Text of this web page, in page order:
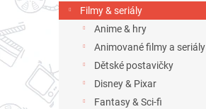
r
a
p
a
Filmy & seriály
Anime & hry
Animované filmy a seriály
Dětské postavičky
Disney & Pixar
Fantasy & Sci-fi